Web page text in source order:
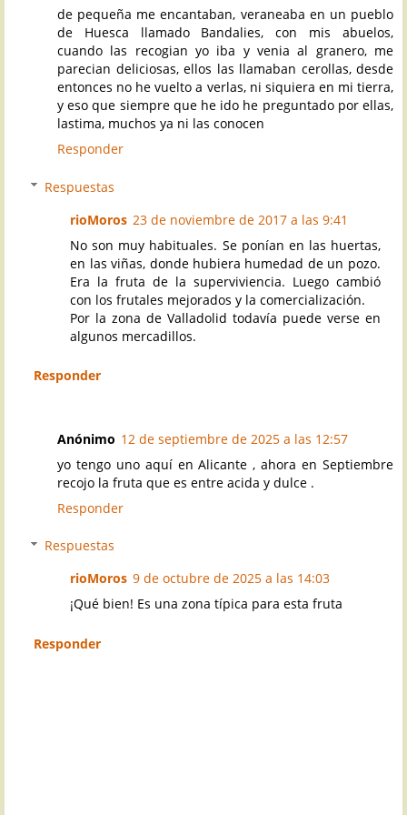
de pequeña me encantaban, veraneaba en un pueblo
de Huesca llamado Bandalies, con mis abuelos,
cuando las recogian yo iba y venia al granero, me
parecian deliciosas, ellos las llamaban cerollas, desde
entonces no he vuelto a verlas, ni siquiera en mi tierra,
y eso que siempre que he ido he preguntado por ellas,
lastima, muchos ya ni las conocen
Responder
Respuestas
rioMoros 23 de noviembre de 2017 a las 9:41
No son muy habituales. Se ponían en las huertas,
en las viñas, donde hubiera humedad de un pozo.
Era la fruta de la superviviencia. Luego cambió
con los frutales mejorados y la comercialización.
Por la zona de Valladolid todavía puede verse en
algunos mercadillos.
Responder
Anónimo 12 de septiembre de 2025 a las 12:57
yo tengo uno aquí en Alicante , ahora en Septiembre
recojo la fruta que es entre acida y dulce .
Responder
Respuestas
rioMoros 9 de octubre de 2025 a las 14:03
¡Qué bien! Es una zona típica para esta fruta
Responder